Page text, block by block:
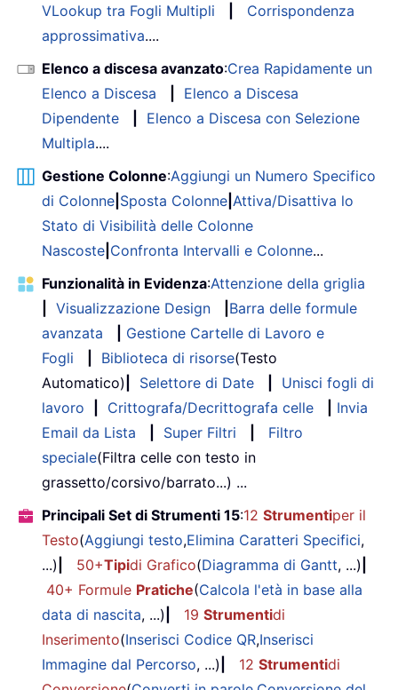
VLookup tra Fogli Multipli
Corrispondenza
approssimativa....
Elenco a discesa avanzato:Crea Rapidamente un
Elenco a Discesa
Elenco a Discesa
Dipendente
Elenco a Discesa con Selezione
Multipla....
Gestione Colonne:Aggiungi un Numero Specifico
di Colonne Sposta Colonne Attiva/Disattiva lo
Stato di Visibilità delle Colonne
Nascoste Confronta Intervalli e Colonne...
Funzionalità in Evidenza:Attenzione della griglia
Visualizzazione Design
Barra delle formule
avanzata
Gestione Cartelle di Lavoro e
Fogli
Biblioteca di risorse(Testo
Automatico)
Selettore di Date
Unisci fogli di
lavoro
Crittografa/Decrittografa celle
Invia
Email da Lista
Super Filtri
Filtro
speciale(Filtra celle con testo in
grassetto/corsivo/barrato...) ...
Principali Set di Strumenti 15:12 Strumentiper il
Testo(Aggiungi testo,Elimina Caratteri Specifici,
...)
50+Tipidi Grafico(Diagramma di Gantt, ...)
40+ Formule Pratiche(Calcola l'età in base alla
data di nascita, ...) 19 Strumentidi
Inserimento(Inserisci Codice QR,Inserisci
Immagine dal Percorso, ...) 12 Strumentidi